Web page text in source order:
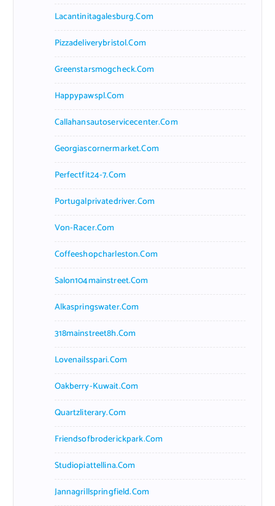
Lacantinitagalesburg.com
Pizzadeliverybristol.com
Greenstarsmogcheck.com
Happypawspl.com
Callahansautoservicecenter.com
Georgiascornermarket.com
Perfectfit24-7.com
Portugalprivatedriver.com
Von-Racer.com
Coffeeshopcharleston.com
Salon104mainstreet.com
Alkaspringswater.com
318mainstreet8h.com
Lovenailsspari.com
Oakberry-Kuwait.com
Quartzliterary.com
Friendsofbroderickpark.com
Studiopiattellina.com
Jannagrillspringfield.com